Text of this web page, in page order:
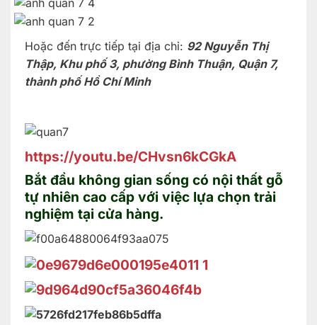
Hoặc đến trực tiếp tại địa chỉ: 92 Nguyễn Thị
Thập, Khu phố 3, phường Bình Thuận, Quận 7,
thành phố Hồ Chí Minh
https://youtu.be/CHvsn6kCGkA
Bắt đầu không gian sống có nội thất gỗ
tự nhiên cao cấp với việc lựa chọn trải
nghiệm tại cửa hàng.